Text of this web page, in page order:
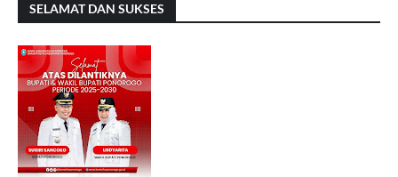
SELAMAT DAN SUKSES